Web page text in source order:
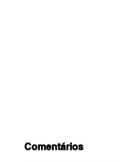
Comentários